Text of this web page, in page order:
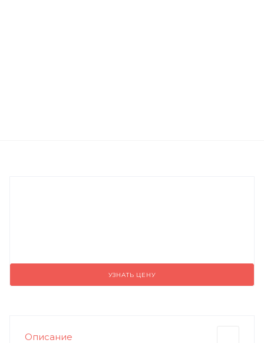
УЗНАТЬ ЦЕНУ
Описание